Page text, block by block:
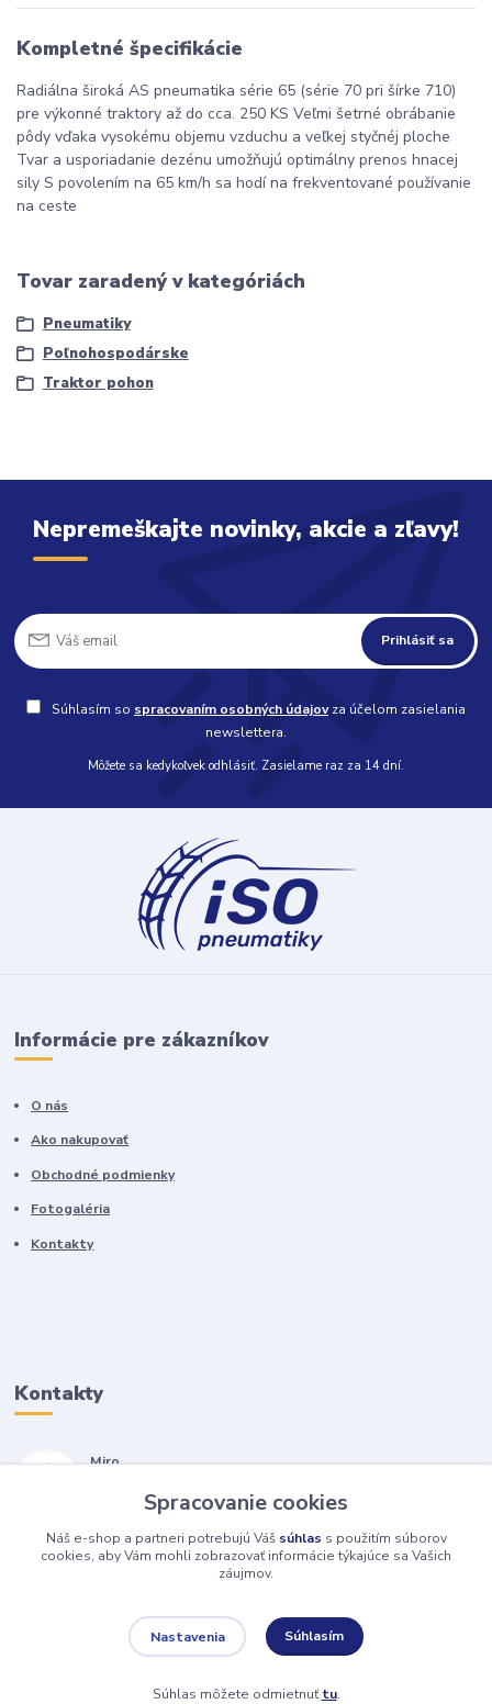
Kompletné špecifikácie
Radiálna široká AS pneumatika série 65 (série 70 pri šírke 710)
pre výkonné traktory až do cca. 250 KS Veľmi šetrné obrábanie
pôdy vďaka vysokému objemu vzduchu a veľkej styčnéj ploche
Tvar a usporiadanie dezénu umožňujú optimálny prenos hnacej
sily S povolením na 65 km/h sa hodí na frekventované používanie
na ceste
Tovar zaradený v kategóriách
Pneumatiky
Poľnohospodárske
Traktor pohon
Nepremeškajte novinky, akcie a zľavy!
Prihlásiť sa
Súhlasím so spracovaním osobných údajovza účelom zasielania
newslettera.
Môžete sa kedykoľvek odhlásiť. Zasielame raz za 14 dní.
Informácie pre zákazníkov
O nás
Ako nakupovať
Obchodné podmienky
Fotogaléria
Kontakty
Kontakty
Miro
(Po-Pia, 7-17 hod.)
isopneumatiky@isopneumatiky.sk
Vytvorené na Eshop-rychlo.sk
Spracovanie cookies
Náš e-shop a partneri potrebujú Váš súhlas s použitím súborov
cookies, aby Vám mohli zobrazovať informácie týkajúce sa Vašich
záujmov.
Nastavenia Súhlasím
Súhlas môžete odmietnuťtu.